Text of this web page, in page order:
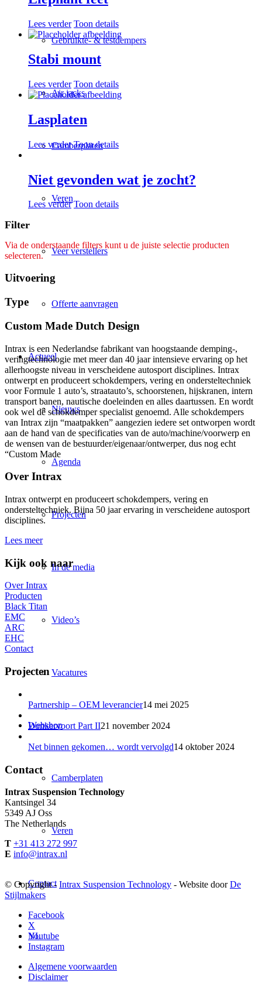
Gebruikte- & testdempers
Air jacks
Camberplaten
Veren
Veer verstellers
Offerte aanvragen
Actueel
Nieuws
Agenda
Projecten
In de media
Video’s
Vacatures
Webshop
Camberplaten
Veren
Contact
NL
Lees verder Toon details
Stabi mount
Lees verder Toon details
Lasplaten
Lees verder Toon details
Niet gevonden wat je zocht?
Lees verder Toon details
Filter
Via de onderstaande filters kunt u de juiste selectie producten
selecteren.
Uitvoering
Type
Custom Made Dutch Design
Intrax is een Nederlandse fabrikant van hoogstaande demping-,
veringtechnologie met meer dan 40 jaar intensieve ervaring op het
allerhoogste niveau in verscheidene autosport disciplines. Intrax
ontwerpt en produceert schokdempers, vering en ondersteltechniek
voor Formule 1 auto’s, straatauto’s, schoorstenen, hijskranen, intern
transport banen, nautische doeleinden en alles daartussen. En wordt
ook wel dé schokdemper specialist genoemd. Alle schokdempers
van Intrax zijn “maatpakken” aangezien iedere set ontworpen wordt
aan de hand van de specificaties van de auto/machine/voorwerp en
de wensen van de bestuurder/eigenaar/ontwerper, dus nog echt
“Custom Made
Over Intrax
Intrax ontwerpt en produceert schokdempers, vering en
ondersteltechniek. Bijna 50 jaar ervaring in verscheidene autosport
disciplines.
Lees meer
Kijk ook naar
Over Intrax
Producten
Black Titan
EMC
ARC
EHC
Contact
Projecten
Partnership – OEM leverancier14 mei 2025
Donkervoort Part II21 november 2024
Net binnen gekomen… wordt vervolgd14 oktober 2024
Contact
Intrax Suspension Technology
Kantsingel 34
5349 AJ Oss
The Netherlands
T +31 413 272 997
E info@intrax.nl
© Copyright -Intrax Suspension Technology - Website doorDe
Stijlmakers
Facebook
X
Youtube
Instagram
Algemene voorwaarden
Disclaimer